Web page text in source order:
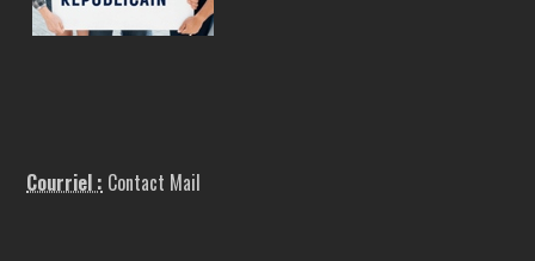
Courriel : Contact Mail